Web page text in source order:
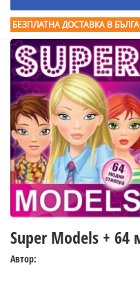
БЕЗПЛАТНА ДОСТАВКА В
Super Models + 64
Автор: